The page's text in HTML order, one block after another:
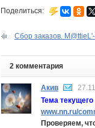
Поделиться:
Сбор заказов.
2 комментария
Акив
Тема
www.nn.ru/
Проверяем,